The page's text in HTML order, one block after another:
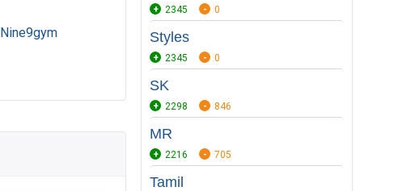
Nine9gym
2345 0
Styles
2345 0
SK
2298 846
MR
2216 705
Tamil